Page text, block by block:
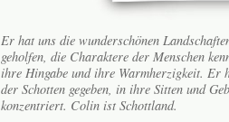
Er hat uns die wunderschönen
geholfen, die Charaktere der Menschen
ihre Hingabe und ihre Warmherzigkeit. Er
der Schotten gegeben, in ihre Sitten und
konzentriert. Colin ist Schottland.